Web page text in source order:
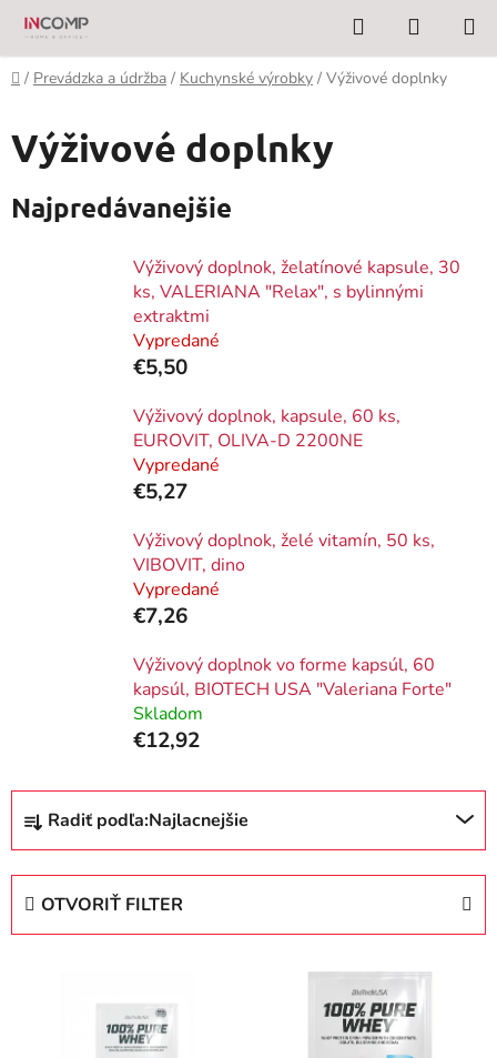
Prejsť
obsah
Hľadať
KOŠÍK
Domov
/ Prevádzka a údržba / Kuchynské výrobky / Výživové doplnky
Výživové doplnky
Najpredávanejšie
Výživový doplnok, želatínové kapsule, 30
ks, VALERIANA "Relax", s bylinnými
extraktmi
Vypredané
€5,50
Výživový doplnok, kapsule, 60 ks,
EUROVIT, OLIVA-D 2200NE
Vypredané
€5,27
Výživový doplnok, želé vitamín, 50 ks,
VIBOVIT, dino
Vypredané
€7,26
Výživový doplnok vo forme kapsúl, 60
kapsúl, BIOTECH USA "Valeriana Forte"
Skladom
€12,92
R
d
Radiť podľa:Najlacnejšie
OTVORIŤ FILTER